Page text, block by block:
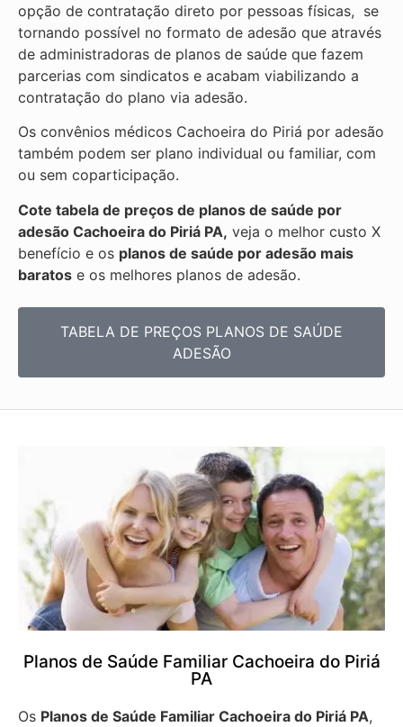
opção de contratação direto por pessoas físicas, se
tornando possível no formato de adesão que através
de administradoras de planos de saúde que fazem
parcerias com sindicatos e acabam viabilizando a
contratação do plano via adesão.
Os convênios médicos Cachoeira do Piriá por adesão
também podem ser plano individual ou familiar, com
ou sem coparticipação.
Cote tabela de preços de planos de saúde por
adesão Cachoeira do Piriá PA, veja o melhor custo X
benefício e os planos de saúde por adesão mais
baratos e os melhores planos de adesão.
TABELA DE PREÇOS PLANOS DE SAÚDE
ADESÃO
Planos de Saúde Familiar Cachoeira do Piriá
PA
Os Planos de Saúde Familiar Cachoeira do Piriá PA,